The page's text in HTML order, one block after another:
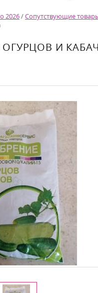
2026/Сопутствующие
И